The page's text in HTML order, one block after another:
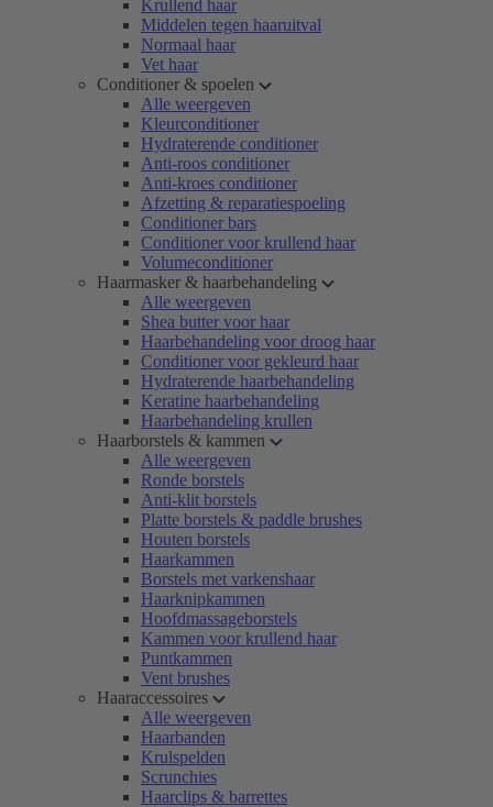
Krullend haar
Middelen tegen haaruitval
Normaal haar
Vet haar
Conditioner & spoelen
Alle weergeven
Kleurconditioner
Hydraterende conditioner
Anti-roos conditioner
Anti-kroes conditioner
Afzetting & reparatiespoeling
Conditioner bars
Conditioner voor krullend haar
Volumeconditioner
Haarmasker & haarbehandeling
Alle weergeven
Shea butter voor haar
Haarbehandeling voor droog haar
Conditioner voor gekleurd haar
Hydraterende haarbehandeling
Keratine haarbehandeling
Haarbehandeling krullen
Haarborstels & kammen
Alle weergeven
Ronde borstels
Anti-klit borstels
Platte borstels & paddle brushes
Houten borstels
Haarkammen
Borstels met varkenshaar
Haarknipkammen
Hoofdmassageborstels
Kammen voor krullend haar
Puntkammen
Vent brushes
Haaraccessoires
Alle weergeven
Haarbanden
Krulspelden
Scrunchies
Haarclips & barrettes